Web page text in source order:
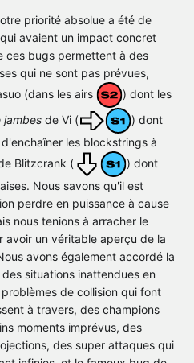
priorité absolue a été de
avaient un impact concret
ces bugs permettent à des
qui ne sont pas prévues,
(dans les airs
) dont les
jambes de Vi (
) dont
les blockstrings à
Blitzcrank (
) dont
Nous savons qu'il est
perdre en puissance à cause
nous tenions à arracher le
avoir un véritable aperçu de la
avons également accordé la
situations inattendues en
de collision qui font
à travers, des champions
moments imprévus, des
des super attaques qui